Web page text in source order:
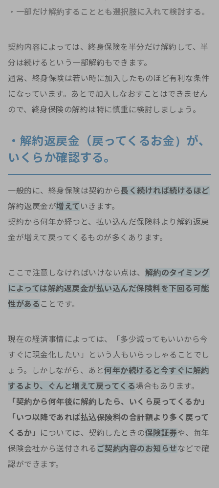
・一部だけ解約することとも選択肢に入れて検討する。
契約内容によっては、終身保険を半分だけ解約して、半
分は続けるという一部解約もできます。
通常、終身保険は若い時に加入したものほど有利な条件
になっています。あとで加入しなおすことはできません
ので、終身保険の解約は特に慎重に検討しましょう。
・解約返戻金（戻ってくるお金）が、
いくらか確認する。
一般的に、終身保険は契約から長く続ければ続けるほど
解約返戻金が増えて いきます。
契約から何年か経つと、払い込んだ保険料より解約返戻
金が増えて戻ってくるものが多くあります。
ここで注意しなければいけない点は、 解約のタイミング
によっては解約返戻金が払い込んだ保険料を下回る可能
性がある ことです。
現在の経済事情によっては、「多少減ってもいいから今
すぐに現金化したい」という人もいらっしゃることでし
ょう。しかしながら、あと何年か続けると今すぐに解約
するより、ぐんと増えて戻ってくる場合もあります。
「契約から何年後に解約したら、いくら戻ってくるか」
「いつ以降であれば払込保険料の合計額より多く戻って
くるか」 については、契約したときの保険証券や、毎年
保険会社から送付される ご契約内容のお知らせなどで確
認ができます。